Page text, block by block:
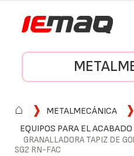
⌂
METALMECÁNICA
EQUIPOS PARA EL
GRANALLADORA TAPIZ DE
SG2 RN-FAC